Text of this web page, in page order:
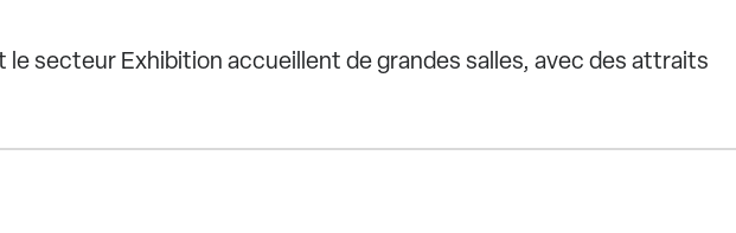
le secteur Exhibition accueillent de grandes salles, avec des attraits